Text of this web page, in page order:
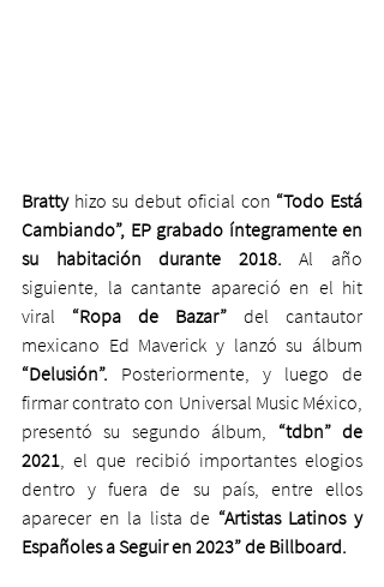
Bratty hizo su debut oficial con “Todo Está
Cambiando”, EP grabado íntegramente en
su habitación durante 2018. Al año
siguiente, la cantante apareció en el hit
viral “Ropa de Bazar” del cantautor
“Delusión”. Posteriormente, y luego de
firmar contrato con Universal Music México,
presentó su segundo álbum, “tdbn” de
2021, el que recibió importantes elogios
dentro y fuera de su país, entre ellos
aparecer en la lista de “Artistas Latinos y
Españoles a Seguir en 2023” de Billboard.